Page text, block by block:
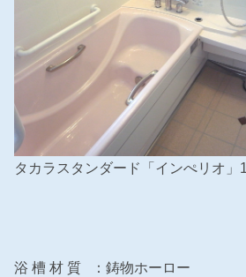
タカラスタンダード「インぺリオ
浴 槽 材 質 ：鋳物ホーロー